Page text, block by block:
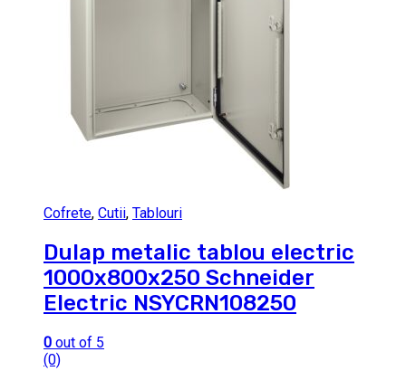
Cofrete, Cutii, Tablouri
Dulap metalic tablou electric
1000x800x250 Schneider
Electric NSYCRN108250
0 out of 5
(0)